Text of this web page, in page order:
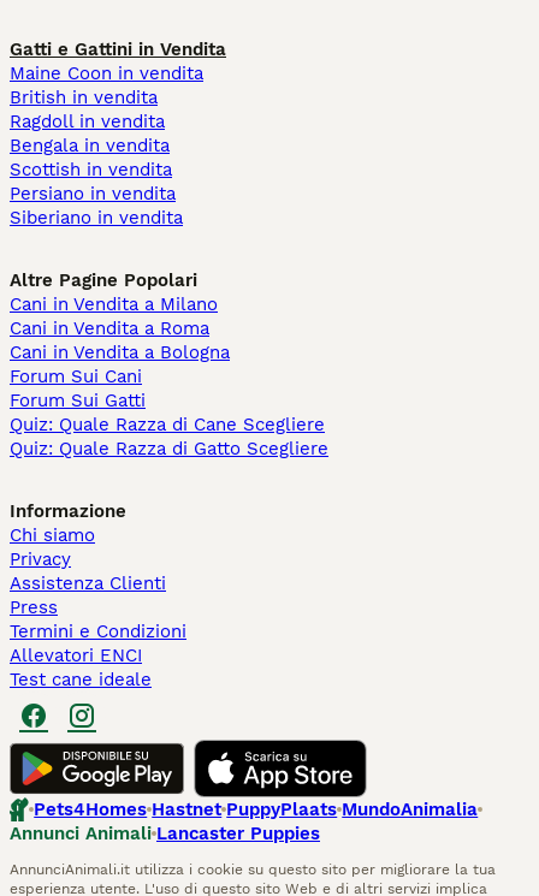
Gatti e Gattini in Vendita
Maine Coon in vendita
British in vendita
Ragdoll in vendita
Bengala in vendita
Scottish in vendita
Persiano in vendita
Siberiano in vendita
Altre Pagine Popolari
Cani in Vendita a Milano
Cani in Vendita a Roma
Cani in Vendita a Bologna
Forum Sui Cani
Forum Sui Gatti
Quiz: Quale Razza di Cane Scegliere
Quiz: Quale Razza di Gatto Scegliere
Informazione
Chi siamo
Privacy
Assistenza Clienti
Press
Termini e Condizioni
Allevatori ENCI
Test cane ideale
Pets4Homes Hastnet PuppyPlaats MundoAnimalia
Annunci Animali Lancaster Puppies
AnnunciAnimali.it utilizza i cookie su questo sito per migliorare la tua
esperienza utente. L'uso di questo sito Web e di altri servizi implica